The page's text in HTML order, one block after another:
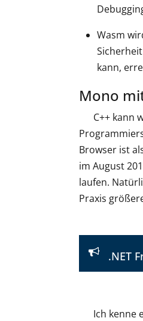
Wasm
kann,
Mono
C++ kann
Browser ist
im August
laufen.
Praxis
.NET
Ich kenne